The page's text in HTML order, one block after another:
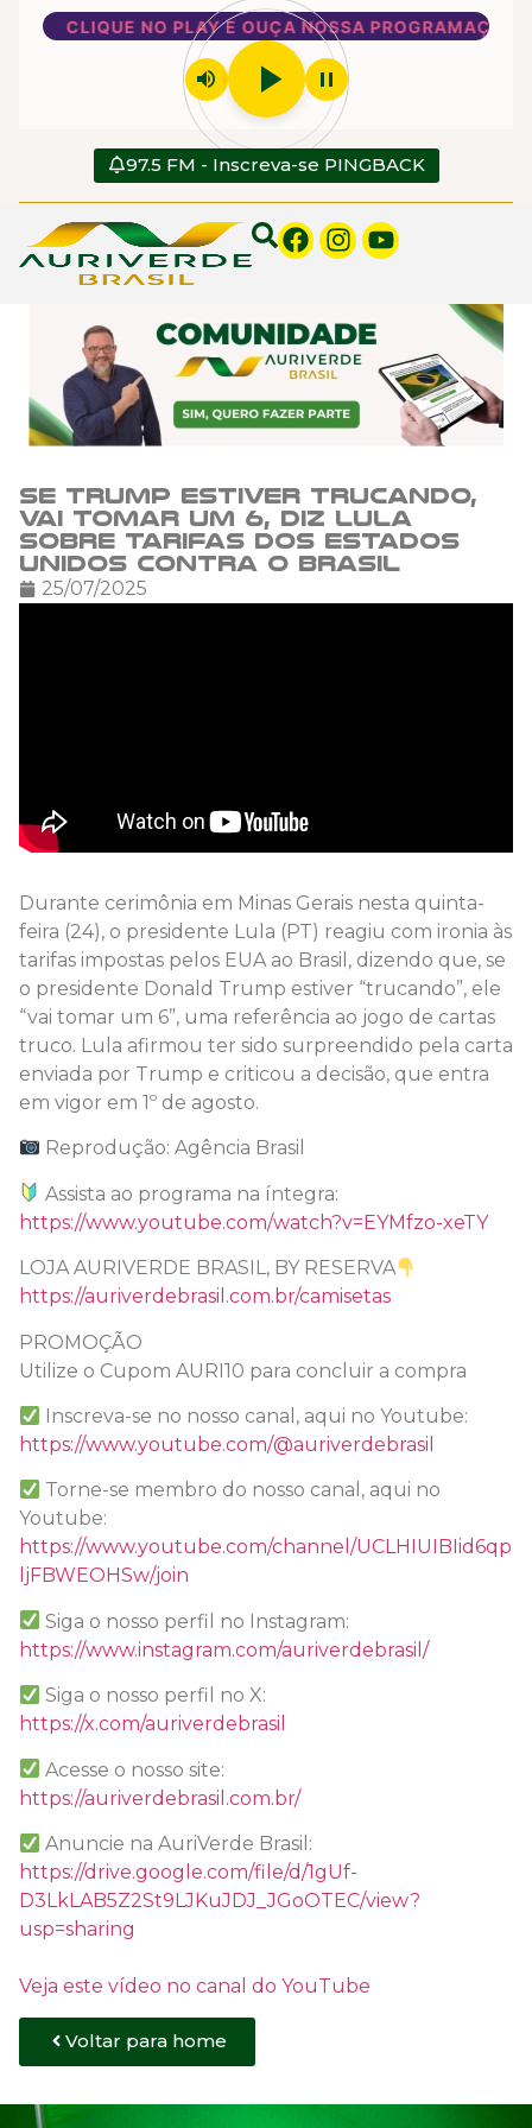
CLIQUE NO PLAY E OUÇA NOSSA PROGRAMAÇÃO
volume_up play_arrow pause
97.5 FM - Inscreva-se PINGBACK
Se Trump estiver trucando,
vai tomar um 6, diz Lula
sobre tarifas dos Estados
Unidos contra o Brasil
25/07/2025
Durante cerimônia em Minas Gerais nesta quinta-
feira (24), o presidente Lula (PT) reagiu com ironia às
tarifas impostas pelos EUA ao Brasil, dizendo que, se
o presidente Donald Trump estiver “trucando”, ele
“vai tomar um 6”, uma referência ao jogo de cartas
truco. Lula afirmou ter sido surpreendido pela carta
enviada por Trump e criticou a decisão, que entra
em vigor em 1º de agosto.
Reprodução: Agência Brasil
Assista ao programa na íntegra:
https://www.youtube.com/watch?v=EYMfzo-xeTY
LOJA AURIVERDE BRASIL, BY RESERVA
https://auriverdebrasil.com.br/camisetas
PROMOÇÃO
Utilize o Cupom AURI10 para concluir a compra
Inscreva-se no nosso canal, aqui no Youtube:
https://www.youtube.com/@auriverdebrasil
Torne-se membro do nosso canal, aqui no
Youtube:
https://www.youtube.com/channel/UCLHIUIBIid6qp
ljFBWEOHSw/join
Siga o nosso perfil no Instagram:
https://www.instagram.com/auriverdebrasil/
Siga o nosso perfil no X:
https://x.com/auriverdebrasil
Acesse o nosso site:
https://auriverdebrasil.com.br/
Anuncie na AuriVerde Brasil:
https://drive.google.com/file/d/1gUf-
D3LkLAB5Z2St9LJKuJDJ_JGoOTEC/view?
usp=sharing
Veja este vídeo no canal do YouTube
Voltar para home